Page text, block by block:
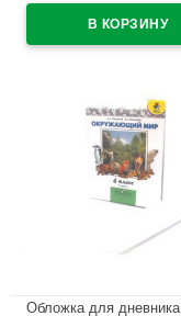
Обложка для дневника